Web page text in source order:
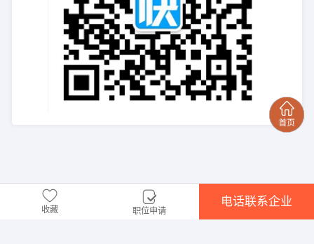
收藏 职位申请
电话联系企业